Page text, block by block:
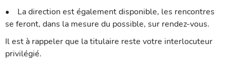
• La direction est également disponible, les rencontres
se feront, dans la mesure du possible, sur rendez-vous.
Il est à rappeler que la titulaire reste votre interlocuteur
privilégié.